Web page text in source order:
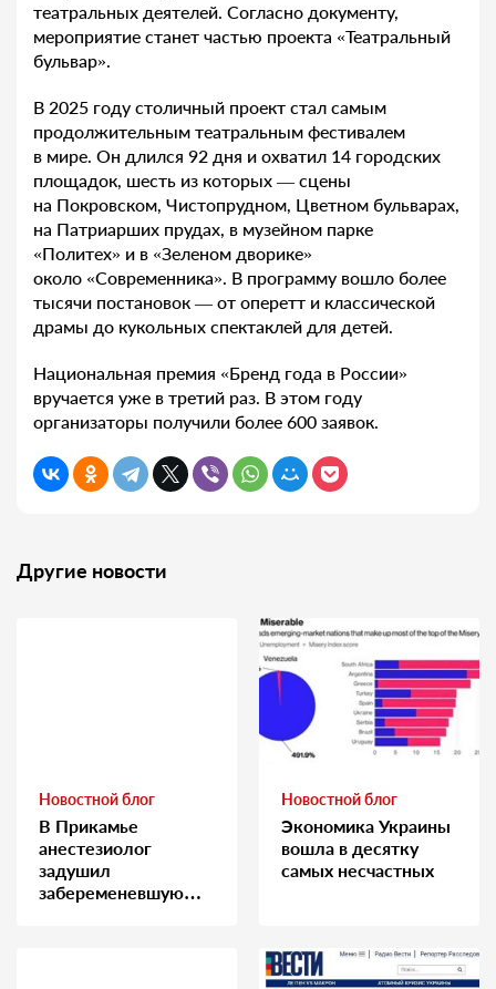
театральных деятелей. Согласно документу,
мероприятие станет частью проекта «Театральный
бульвар».
В 2025 году столичный проект стал самым
продолжительным театральным фестивалем
в мире. Он длился 92 дня и охватил 14 городских
площадок, шесть из которых — сцены
на Покровском, Чистопрудном, Цветном бульварах,
на Патриарших прудах, в музейном парке
«Политех» и в «Зеленом дворике»
около «Современника». В программу вошло более
тысячи постановок — от оперетт и классической
драмы до кукольных спектаклей для детей.
Национальная премия «Бренд года в России»
вручается уже в третий раз. В этом году
организаторы получили более 600 заявок.
Другие новости
Новостной блог
В Прикамье
анестезиолог
задушил
забеременевшую
Новостной блог
Экономика Украины
вошла в десятку
самых несчастных